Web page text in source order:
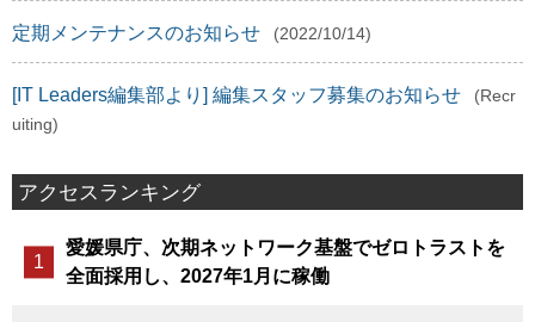
定期メンテナンスのお知らせ (2022/10/14)
[IT Leaders編集部より] 編集スタッフ募集のお知らせ
(Recr
uiting)
アクセスランキング
愛媛県庁、次期ネットワーク基盤でゼロトラストを
全面採用し、2027年1月に稼働